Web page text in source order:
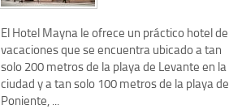
El Hotel Mayna le ofrece un práctico hotel de
vacaciones que se encuentra ubicado a tan
solo 200 metros de la playa de Levante en la
ciudad y a tan solo 100 metros de la playa de
Poniente, ...